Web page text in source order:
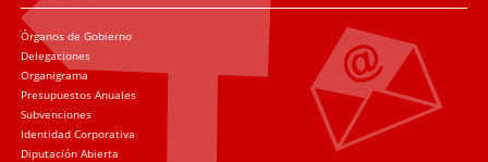
Órganos de Gobierno
Delegaciones
Organigrama
Presupuestos Anuales
Subvenciones
Identidad Corporativa
Diputación Abierta